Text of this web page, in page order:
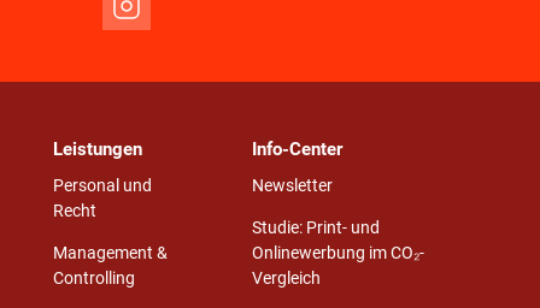
Leistungen
Personal und
Recht
Management &
Controlling
Info-Center
Newsletter
Studie: Print- und
Onlinewerbung im CO₂-
Vergleich